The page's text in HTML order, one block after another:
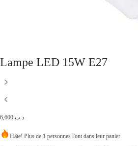
Lampe LED 15W E27
د.ت
Hâte! Plus de 1 personnes l'ont dans leur panier